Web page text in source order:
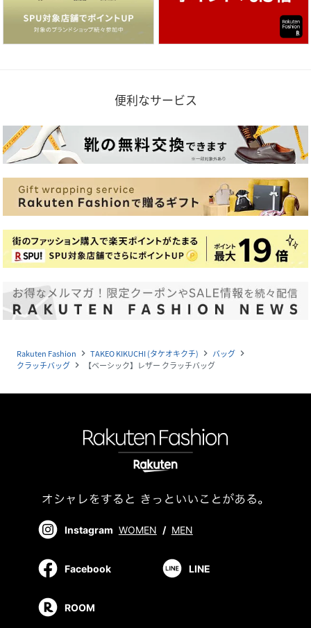
便利なサービス
Rakuten Fashion navigate_next TAKEO KIKUCHI (タケオキクチ) navigate_next バッグ navigate_next
クラッチバッグ navigate_next 【ベーシック】レザー クラッチバッグ
Instagram WOMEN / MEN
Facebook LINE
ROOM